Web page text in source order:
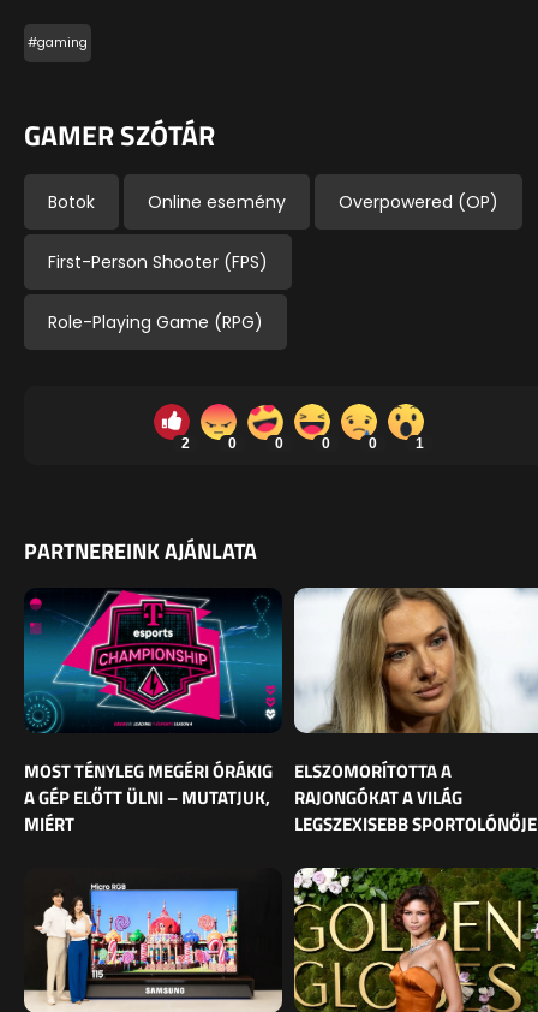
#gaming
GAMER SZÓTÁR
Botok Online esemény Overpowered (OP)
First-Person Shooter (FPS)
Role-Playing Game (RPG)
2 0 0 0 0 1
PARTNEREINK AJÁNLATA
MOST TÉNYLEG MEGÉRI ÓRÁKIG
A GÉP ELŐTT ÜLNI – MUTATJUK,
MIÉRT
ELSZOMORÍTOTTA A
RAJONGÓKAT A VILÁG
LEGSZEXISEBB SPORTOLÓNŐJE